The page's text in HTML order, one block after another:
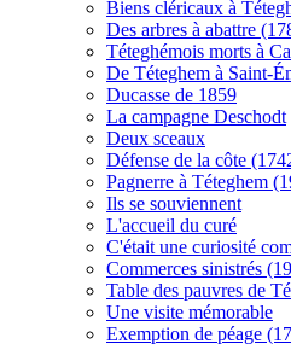
Biens cléricaux à
Des arbres à abattre
Téteghémois morts à
De Téteghem à Saint-
Ducasse de 1859
La campagne Deschodt
Deux sceaux
Défense de la côte
Pagnerre à Téteghem
Ils se souviennent
L'accueil du curé
C'était une curiosité
Commerces sinistrés
Table des pauvres de
Une visite mémorable
Exemption de péage